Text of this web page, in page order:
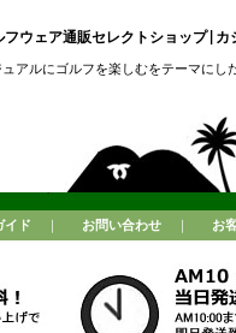
フウェア通販セレクトショップ|カ
ュアルにゴルフを楽しむをテーマにし
イド ｜ お問い合わせ ｜ お